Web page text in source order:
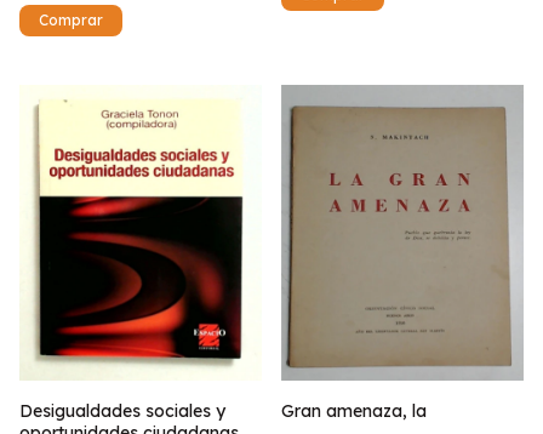
Desigualdades sociales y
Gran amenaza, la